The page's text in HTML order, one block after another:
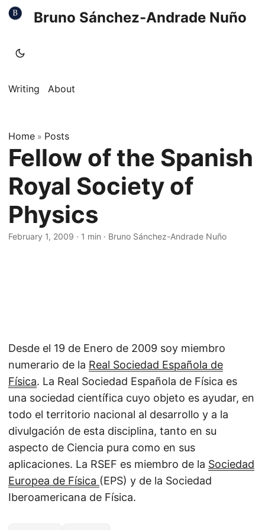
Bruno Sánchez-Andrade Nuño
Writing About
Home » Posts
Fellow of the Spanish
Royal Society of
Physics
February 1, 2009 · 1 min · Bruno Sánchez-Andrade Nuño
Desde el 19 de Enero de 2009 soy miembro
numerario de la Real Sociedad Española de
Física. La Real Sociedad Española de Física es
una sociedad científica cuyo objeto es ayudar, en
todo el territorio nacional al desarrollo y a la
divulgación de esta disciplina, tanto en su
aspecto de Ciencia pura como en sus
aplicaciones. La RSEF es miembro de la Sociedad
Europea de Física (EPS) y de la Sociedad
Iberoamericana de Física.